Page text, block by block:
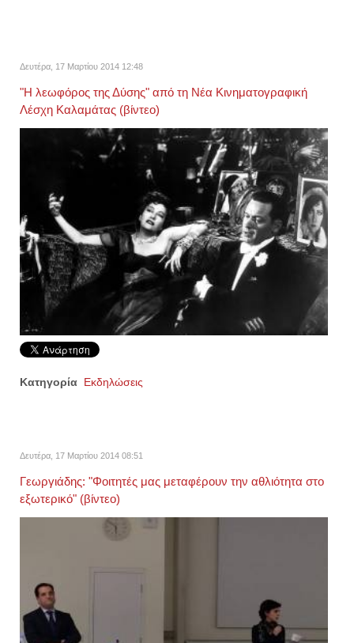
Δευτέρα, 17 Μαρτίου 2014 12:48
"Η λεωφόρος της Δύσης" από τη Νέα Κινηματογραφική
Λέσχη Καλαμάτας (βίντεο)
Κατηγορία Εκδηλώσεις
Δευτέρα, 17 Μαρτίου 2014 08:51
Γεωργιάδης: "Φοιτητές μας μεταφέρουν την αθλιότητα στο
εξωτερικό" (βίντεο)